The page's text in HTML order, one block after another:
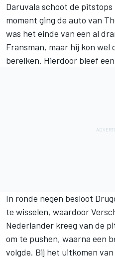
Daruvala schoot de pitstops
moment ging de auto van
was het einde van een al
Fransman, maar hij kon wel
bereiken. Hierdoor bleef
In ronde negen besloot
te wisselen, waardoor
Nederlander kreeg van de
om te pushen, waarna een
volgde. Bij het uitkomen